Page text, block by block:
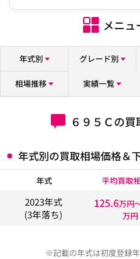
メニ
年式別 グレード別
相場推移 実績一覧
６９５Ｃの
年式別の買取相場価格＆
年式 平均買取
2023年式
(3年落ち)
125.6万円
万円
※記載の年式は初度登録年